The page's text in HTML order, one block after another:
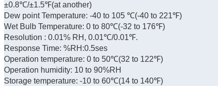
±0.8℃/±1.5℉(at another)
Dew point Temperature: -40 to 105 ℃(-40 to 221℉)
Wet Bulb Temperature: 0 to 80℃(-32 to 176℉)
Resolution : 0.01% RH, 0.01℃/0.01℉.
Response Time: %RH:0.5ses
Operation temperature: 0 to 50℃(32 to 122℉)
Operation humidity: 10 to 90%RH
Storage temperature: -10 to 60℃(14 to 140℉)